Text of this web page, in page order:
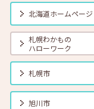
【函館・対面】6月17
方 13:30～14:30
2026年06月01日(月)
【帯広・対面】6月19
コミュニケーション～
北海道ホームページ
札幌わかもの
ハローワーク
札幌市
旭川市